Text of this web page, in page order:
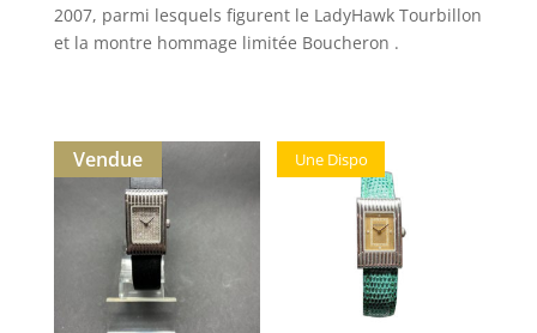
2007, parmi lesquels figurent le LadyHawk Tourbillon
et la montre hommage limitée Boucheron .
Vendue Une Dispo